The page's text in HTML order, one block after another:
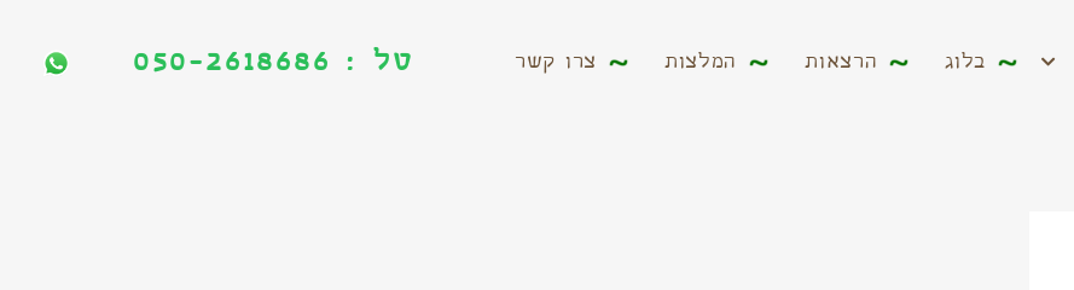
בלוג הרצאות המלצות צרו קשר טל : 050-2618686 בלוג הרצאות המלצות צרו קשר טל : 050-2618686